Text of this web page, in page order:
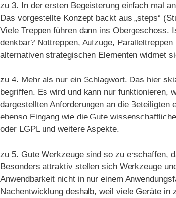
zu 3. In der ersten Begeisterung einfach mal
Das vorgestellte Konzept backt aus „steps“
Viele Treppen führen dann ins Obergeschoss.
denkbar? Nottreppen, Aufzüge,
alternativen strategischen Elementen widmet
zu 4. Mehr als nur ein Schlagwort. Das hier
begriffen. Es wird und kann nur funktionieren,
dargestellten Anforderungen an die Beteiligten
ebenso Eingang wie die Gute
oder LGPL und weitere Aspekte.
zu 5. Gute Werkzeuge sind so zu erschaffen,
Besonders attraktiv stellen sich Werkzeuge
Anwendbarkeit nicht in nur einem
Nachentwicklung deshalb, weil viele Geräte in